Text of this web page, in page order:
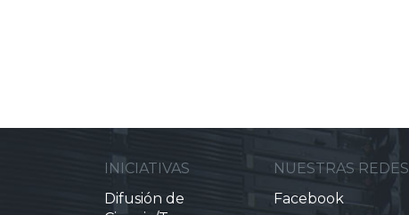
INICIATIVAS
Difusión de
NUESTRAS REDES
Facebook